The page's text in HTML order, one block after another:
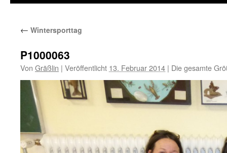
← Wintersporttag
P1000063
Von Gräßlin | Veröffentlicht 13. Februar 2014 | Die gesamte